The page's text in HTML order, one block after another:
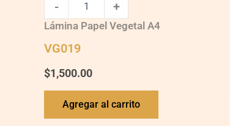
- +
Lámina Papel Vegetal A4
VG019
$1,500.00
Agregar al carrito